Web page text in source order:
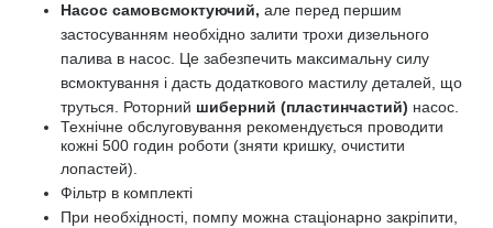
Насос самовсмоктуючий, але перед першим
застосуванням необхідно залити трохи дизельного
палива в насос. Це забезпечить максимальну силу
всмоктування і дасть додаткового мастилу деталей, що
труться. Роторний шиберний (пластинчастий) насос.
Технічне обслуговування рекомендується проводити
кожні 500 годин роботи (зняти кришку, очистити
лопастей).
Фільтр в комплекті
При необхідності, помпу можна стаціонарно закріпити,